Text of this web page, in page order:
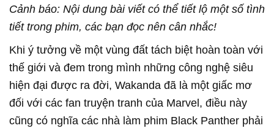
Cảnh báo: Nội dung bài viết có thể tiết lộ một số tình
tiết trong phim, các bạn đọc nên cân nhắc!
Khi ý tưởng về một vùng đất tách biệt hoàn toàn với
thế giới và đem trong mình những công nghệ siêu
hiện đại được ra đời, Wakanda đã là một giấc mơ
đối với các fan truyện tranh của Marvel, điều này
cũng có nghĩa các nhà làm phim Black Panther phải